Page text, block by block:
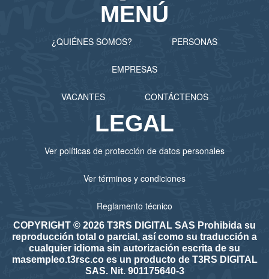
MENÚ
¿QUIÉNES SOMOS? PERSONAS
EMPRESAS
VACANTES CONTÁCTENOS
LEGAL
Ver políticas de protección de datos personales
Ver términos y condiciones
Reglamento técnico
COPYRIGHT © 2026 T3RS DIGITAL SAS Prohibida su
reproducción total o parcial, así como su traducción a
cualquier idioma sin autorización escrita de su
masempleo.t3rsc.co es un producto de T3RS DIGITAL
SAS. Nit. 901175640-3